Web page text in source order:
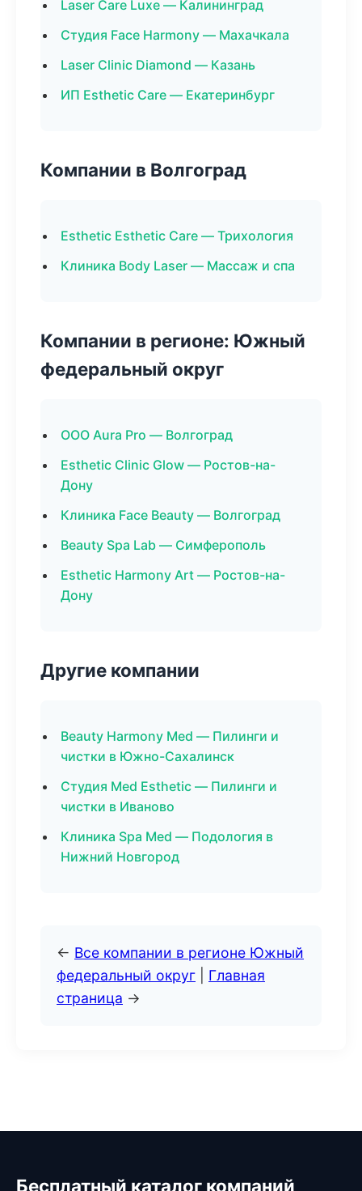
Laser Care Luxe — Калининград
Студия Face Harmony — Махачкала
Laser Clinic Diamond — Казань
ИП Esthetic Care — Екатеринбург
Компании в Волгоград
Esthetic Esthetic Care — Трихология
Клиника Body Laser — Массаж и спа
Компании в регионе: Южный
федеральный округ
ООО Aura Pro — Волгоград
Esthetic Clinic Glow — Ростов-на-
Дону
Клиника Face Beauty — Волгоград
Beauty Spa Lab — Симферополь
Esthetic Harmony Art — Ростов-на-
Дону
Другие компании
Beauty Harmony Med — Пилинги и
чистки в Южно-Сахалинск
Студия Med Esthetic — Пилинги и
чистки в Иваново
Клиника Spa Med — Подология в
Нижний Новгород
← Все компании в регионе Южный
федеральный округ
Главная
страница →
Бесплатный каталог компаний